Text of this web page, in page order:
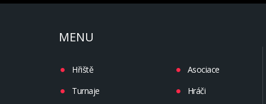
MENU
Hřiště
Turnaje
Asociace
Hráči